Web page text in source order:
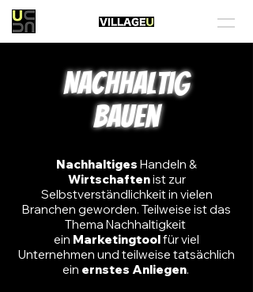
Nachhaltig
Bauen
Nachhaltiges Handeln &
Wirtschaftenist zur
Selbstverständlichkeit in vielen
Branchen geworden. Teilweise ist das
Thema Nachhaltigkeit
ein Marketingtoolfür viel
Unternehmen und teilweise tatsächlich
ein ernstes Anliegen.